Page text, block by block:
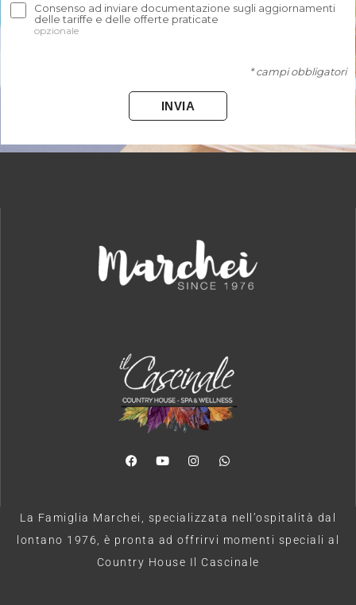
Consenso ad inviare documentazione sugli aggiornamenti
delle tariffe e delle offerte praticate
opzionale
* campi obbligatori
INVIA
La Famiglia Marchei, specializzata nell’ospitalità dal
lontano 1976, è pronta ad offrirvi momenti speciali al
Country House Il Cascinale